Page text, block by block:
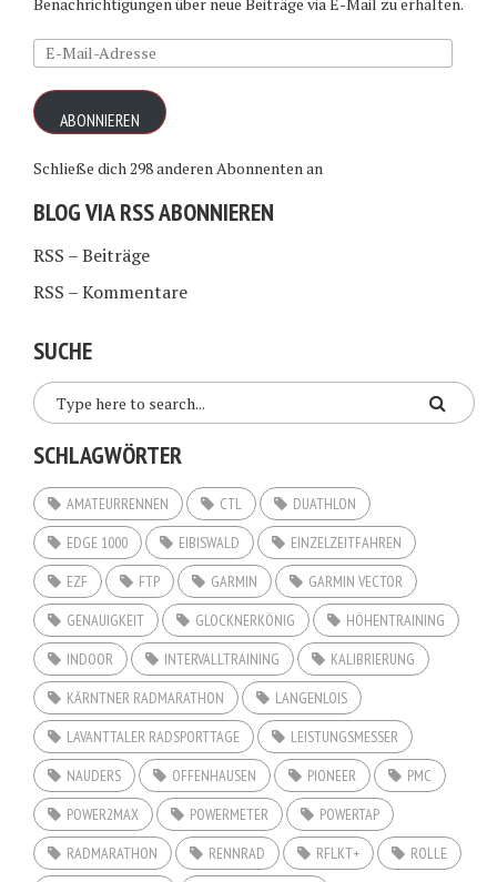
E-
Mail-
Adresse
ABONNIEREN
Schließe dich 298 anderen Abonnenten an
BLOG VIA RSS ABONNIEREN
RSS – Beiträge
RSS – Kommentare
SUCHE
SCHLAGWÖRTER
AMATEURRENNEN CTL
DUATHLON
EDGE 1000
EIBISWALD
EINZELZEITFAHREN
EZF
FTP GARMIN
GARMIN VECTOR
GENAUIGKEIT
GLOCKNERKÖNIG
HÖHENTRAINING
INDOOR
INTERVALLTRAINING
KALIBRIERUNG
KÄRNTNER RADMARATHON
LANGENLOIS
LAVANTTALER RADSPORTTAGE
LEISTUNGSMESSER
NAUDERS
OFFENHAUSEN PIONEER
PMC
POWER2MAX
POWERMETER
POWERTAP
RADMARATHON
RENNRAD RFLKT+
ROLLE